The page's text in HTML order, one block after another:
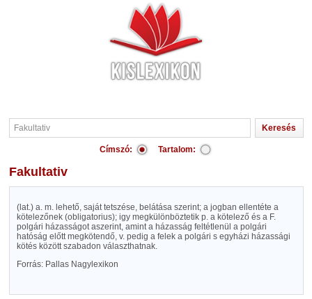
Címszó: Tartalom:
Fakultativ
(lat.) a. m. lehető, saját tetszése, belátása szerint; a jogban ellentéte a
kötelezőnek (obligatorius); igy megkülönböztetik p. a kötelező és a F.
polgári házasságot aszerint, amint a házasság feltétlenül a polgári
hatóság előtt megkötendő, v. pedig a felek a polgári s egyházi házassági
kötés között szabadon választhatnak.
Forrás: Pallas Nagylexikon